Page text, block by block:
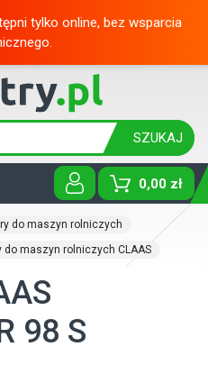
tylko online, bez wsparcia
SZUKAJ
0,00 zł
do maszyn rolniczych
do maszyn rolniczych CLAAS
98 S